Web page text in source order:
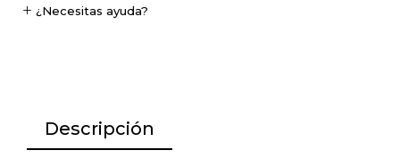
¿Necesitas ayuda?
Descripción